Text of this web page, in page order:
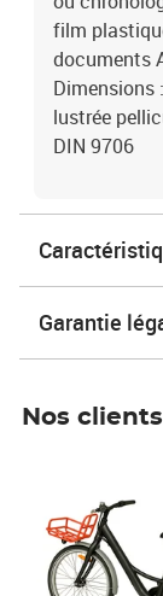
film
documents
Dimensions
lustrée
DIN 9706
Garantie
Nos